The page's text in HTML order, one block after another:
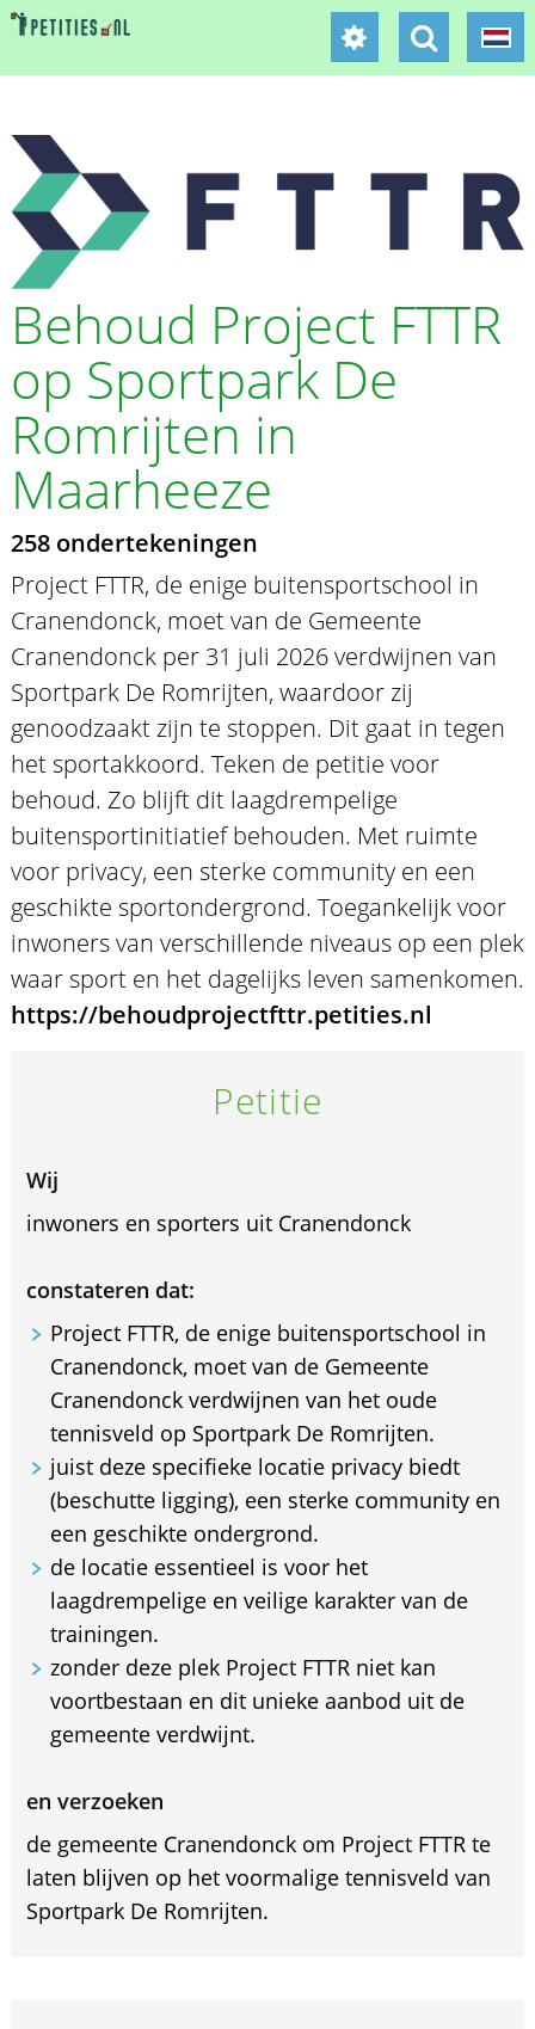
Behoud Project FTTR
op Sportpark De
Romrijten in
Maarheeze
258 ondertekeningen
Project FTTR, de enige buitensportschool in
Cranendonck, moet van de Gemeente
Cranendonck per 31 juli 2026 verdwijnen van
Sportpark De Romrijten, waardoor zij
genoodzaakt zijn te stoppen. Dit gaat in tegen
het sportakkoord. Teken de petitie voor
behoud. Zo blijft dit laagdrempelige
buitensportinitiatief behouden. Met ruimte
voor privacy, een sterke community en een
geschikte sportondergrond. Toegankelijk voor
inwoners van verschillende niveaus op een plek
waar sport en het dagelijks leven samenkomen.
https://behoudprojectfttr.petities.nl
Petitie
Wij
inwoners en sporters uit Cranendonck
constateren dat:
Project FTTR, de enige buitensportschool in
Cranendonck, moet van de Gemeente
Cranendonck verdwijnen van het oude
tennisveld op Sportpark De Romrijten.
juist deze specifieke locatie privacy biedt
(beschutte ligging), een sterke community en
een geschikte ondergrond.
de locatie essentieel is voor het
laagdrempelige en veilige karakter van de
trainingen.
zonder deze plek Project FTTR niet kan
voortbestaan en dit unieke aanbod uit de
gemeente verdwijnt.
en verzoeken
de gemeente Cranendonck om Project FTTR te
laten blijven op het voormalige tennisveld van
Sportpark De Romrijten.